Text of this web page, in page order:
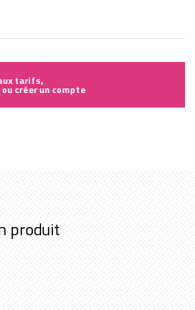
tarifs,
créer un compte
produit